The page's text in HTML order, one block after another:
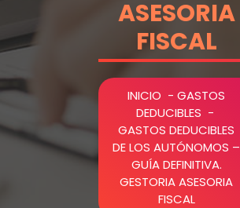
ASESORIA
FISCAL
INICIO - GASTOS
DEDUCIBLES -
GASTOS DEDUCIBLES
DE LOS AUTÓNOMOS –
GUÍA DEFINITIVA.
GESTORIA ASESORIA
FISCAL